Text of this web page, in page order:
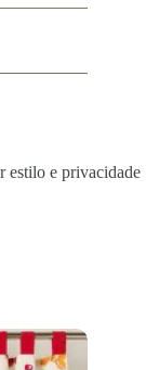
estilo e privacidade